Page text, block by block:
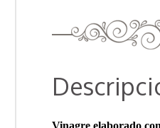
Vinagre elaborado